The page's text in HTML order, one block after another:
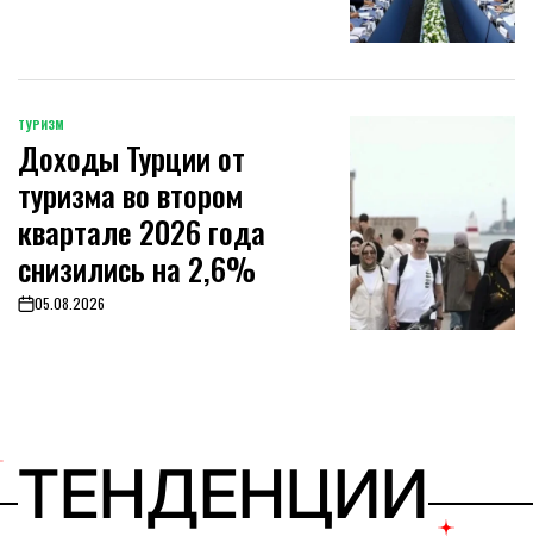
POSTED
IN
ТУРИЗМ
Доходы Турции от
туризма во втором
квартале 2026 года
снизились на 2,6%
on05.08.2026
ТЕНДЕНЦИИ